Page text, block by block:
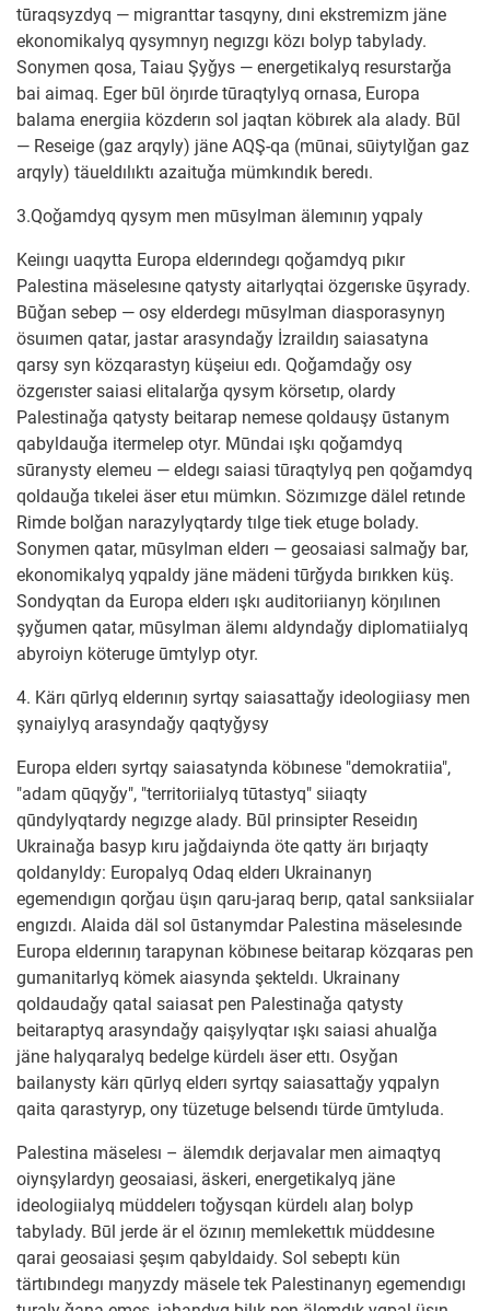
tūraqsyzdyq — migranttar tasqyny, dıni ekstremizm jäne
ekonomikalyq qysymnyŋ negızgı közı bolyp tabylady.
Sonymen qosa, Taiau Şyǧys — energetikalyq resurstarǧa
bai aimaq. Eger būl öŋırde tūraqtylyq ornasa, Europa
balama energiia közderın sol jaqtan köbırek ala alady. Būl
— Reseige (gaz arqyly) jäne AQŞ-qa (mūnai, sūiytylǧan gaz
arqyly) täueldılıktı azaituǧa mümkındık beredı.
3.Qoǧamdyq qysym men mūsylman älemınıŋ yqpaly
Keiıngı uaqytta Europa elderındegı qoǧamdyq pıkır
Palestina mäselesıne qatysty aitarlyqtai özgerıske ūşyrady.
Būǧan sebep — osy elderdegı mūsylman diasporasynyŋ
ösuımen qatar, jastar arasyndaǧy İzraildıŋ saiasatyna
qarsy syn közqarastyŋ küşeiuı edı. Qoǧamdaǧy osy
özgerıster saiasi elitalarǧa qysym körsetıp, olardy
Palestinaǧa qatysty beitarap nemese qoldauşy ūstanym
qabyldauǧa itermelep otyr. Mūndai ışkı qoǧamdyq
sūranysty elemeu — eldegı saiasi tūraqtylyq pen qoǧamdyq
qoldauǧa tıkelei äser etuı mümkın. Sözımızge dälel retınde
Rimde bolǧan narazylyqtardy tılge tiek etuge bolady.
Sonymen qatar, mūsylman elderı — geosaiasi salmaǧy bar,
ekonomikalyq yqpaldy jäne mädeni tūrǧyda bırıkken küş.
Sondyqtan da Europa elderı ışkı auditoriianyŋ köŋılınen
şyǧumen qatar, mūsylman älemı aldyndaǧy diplomatiialyq
abyroiyn köteruge ūmtylyp otyr.
4. Kärı qūrlyq elderınıŋ syrtqy saiasattaǧy ideologiiasy men
şynaiylyq arasyndaǧy qaqtyǧysy
Europa elderı syrtqy saiasatynda köbınese "demokratiia",
"adam qūqyǧy", "territoriialyq tūtastyq" siiaqty
qūndylyqtardy negızge alady. Būl prinsipter Reseidıŋ
Ukrainaǧa basyp kıru jaǧdaiynda öte qatty ärı bırjaqty
qoldanyldy: Europalyq Odaq elderı Ukrainanyŋ
egemendıgın qorǧau üşın qaru-jaraq berıp, qatal sanksiialar
engızdı. Alaida däl sol ūstanymdar Palestina mäselesınde
Europa elderınıŋ tarapynan köbınese beitarap közqaras pen
gumanitarlyq kömek aiasynda şekteldı. Ukrainany
qoldaudaǧy qatal saiasat pen Palestinaǧa qatysty
beitaraptyq arasyndaǧy qaişylyqtar ışkı saiasi ahualǧa
jäne halyqaralyq bedelge kürdelı äser ettı. Osyǧan
bailanysty kärı qūrlyq elderı syrtqy saiasattaǧy yqpalyn
qaita qarastyryp, ony tüzetuge belsendı türde ūmtyluda.
Palestina mäselesı – älemdık derjavalar men aimaqtyq
oiynşylardyŋ geosaiasi, äskeri, energetikalyq jäne
ideologiialyq müddelerı toǧysqan kürdelı alaŋ bolyp
tabylady. Būl jerde är el özınıŋ memlekettık müddesıne
qarai geosaiasi şeşım qabyldaidy. Sol sebeptı kün
tärtıbındegı maŋyzdy mäsele tek Palestinanyŋ egemendıgı